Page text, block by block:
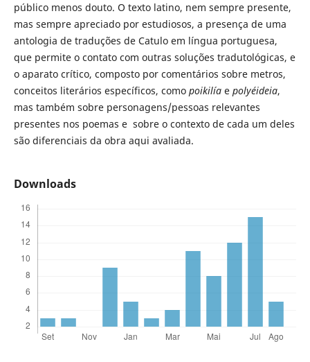
público menos douto. O texto latino, nem sempre presente,
mas sempre apreciado por estudiosos, a presença de uma
antologia de traduções de Catulo em língua portuguesa,
que permite o contato com outras soluções tradutológicas, e
o aparato crítico, composto por comentários sobre metros,
conceitos literários específicos, como poikilíae polyéideia,
mas também sobre personagens/pessoas relevantes
presentes nos poemas e sobre o contexto de cada um deles
são diferenciais da obra aqui avaliada.
Downloads